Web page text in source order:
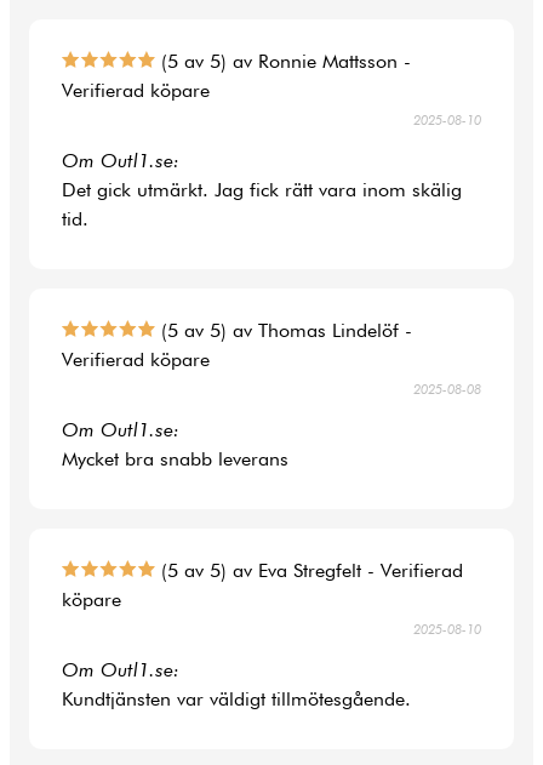
(5 av 5) av Ronnie Mattsson -
Verifierad köpare
2025-08-10
Om Outl1.se:
Det gick utmärkt. Jag fick rätt vara inom skälig
tid.
(5 av 5) av Thomas Lindelöf -
Verifierad köpare
2025-08-08
Om Outl1.se:
Mycket bra snabb leverans
(5 av 5) av Eva Stregfelt - Verifierad
köpare
2025-08-10
Om Outl1.se:
Kundtjänsten var väldigt tillmötesgående.